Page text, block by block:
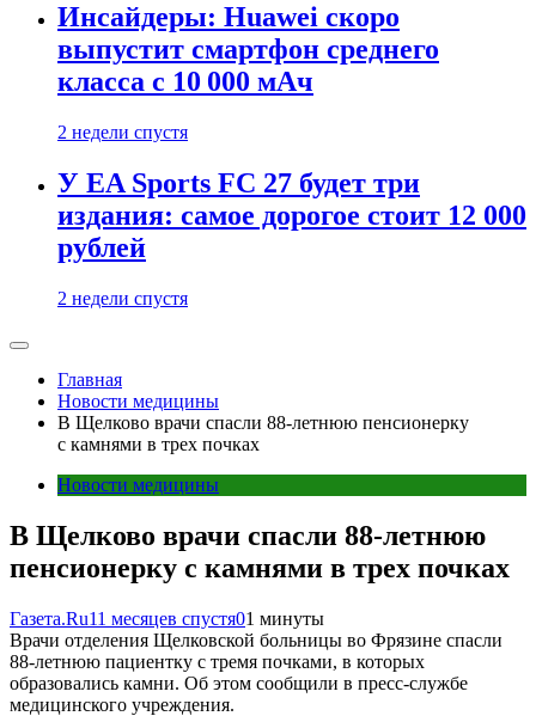
Инсайдеры: Huawei скоро
выпустит смартфон среднего
класса с 10 000 мАч
2 недели спустя
У EA Sports FC 27 будет три
издания: самое дорогое стоит 12 000
рублей
2 недели спустя
Главная
Новости медицины
В Щелково врачи спасли 88-летнюю пенсионерку
с камнями в трех почках
Новости медицины
В Щелково врачи спасли 88-летнюю
пенсионерку с камнями в трех почках
Газета.Ru11 месяцев спустя01 минуты
Врачи отделения Щелковской больницы во Фрязине спасли
88-летнюю пациентку с тремя почками, в которых
образовались камни. Об этом сообщили в пресс-службе
медицинского учреждения.